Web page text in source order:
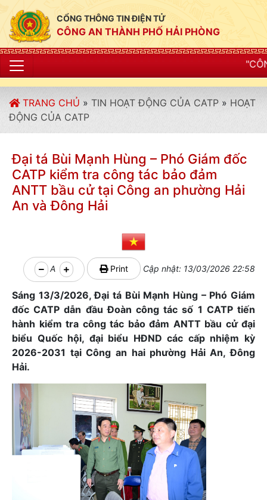
CỔNG THÔNG TIN ĐIỆN TỬ
CÔNG AN THÀNH PHỐ HẢI PHÒNG
"CÔNG AN THÀNH
TRANG CHỦ » TIN HOẠT ĐỘNG CỦA CATP » HOẠT
ĐỘNG CỦA CATP
Đại tá Bùi Mạnh Hùng – Phó Giám đốc
CATP kiểm tra công tác bảo đảm
ANTT bầu cử tại Công an phường Hải
An và Đông Hải
A Print Cập nhật: 13/03/2026 22:58
Sáng 13/3/2026, Đại tá Bùi Mạnh Hùng – Phó Giám
đốc CATP dẫn đầu Đoàn công tác số 1 CATP tiến
hành kiểm tra công tác bảo đảm ANTT bầu cử đại
biểu Quốc hội, đại biểu HĐND các cấp nhiệm kỳ
2026-2031 tại Công an hai phường Hải An, Đông
Hải.